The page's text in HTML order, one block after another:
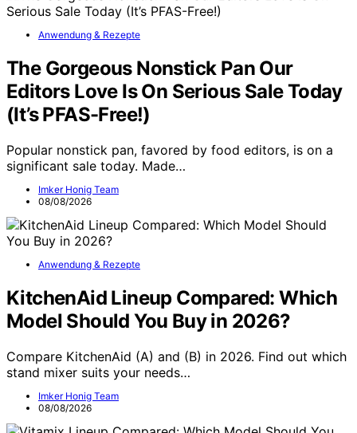
Anwendung & Rezepte
The Gorgeous Nonstick Pan Our
Editors Love Is On Serious Sale Today
(It’s PFAS-Free!)
Popular nonstick pan, favored by food editors, is on a
significant sale today. Made…
Imker Honig Team
08/08/2026
Anwendung & Rezepte
KitchenAid Lineup Compared: Which
Model Should You Buy in 2026?
Compare KitchenAid (A) and (B) in 2026. Find out which
stand mixer suits your needs…
Imker Honig Team
08/08/2026